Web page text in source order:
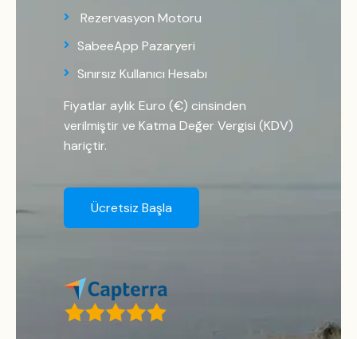
Rezervasyon Motoru
SabeeApp Pazaryeri
Sınırsız Kullanıcı Hesabı
Fiyatlar aylık Euro (€) cinsinden
verilmiştir ve Katma Değer Vergisi (KDV)
hariçtir.
Ücretsiz Başla